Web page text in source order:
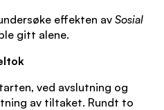
effekten av Sosial
gitt alene.
ved avslutning og
av tiltaket. Rundt to